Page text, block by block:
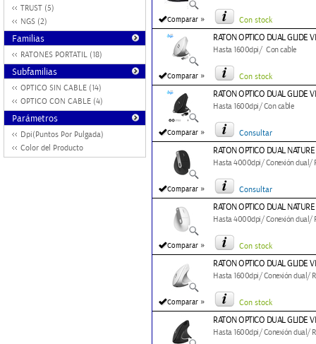
TRUST (5)
NGS (2)
Familias
RATONES PORTATIL (18)
Subfamilias
OPTICO SIN CABLE (14)
OPTICO CON CABLE (4)
Parámetros
Dpi(Puntos Por Pulgada)
Color del Producto
Comparar » Con stock
Comparar »
RATON OPTICO DUAL GLIDE
Hasta 1600dpi/ Con cable
Con stock
Comparar »
RATON OPTICO DUAL GLIDE
Hasta 1600dpi/ Con cable
Consultar
Comparar »
RATON OPTICO DUAL
Hasta 4000dpi/ Conexión dual/
Consultar
Comparar »
RATON OPTICO DUAL
Hasta 4000dpi/ Conexión dual/
Con stock
Comparar »
RATON OPTICO DUAL GLIDE
Hasta 1600dpi/ Conexión dual/
Con stock
RATON OPTICO DUAL GLIDE
Hasta 1600dpi/ Conexión dual/